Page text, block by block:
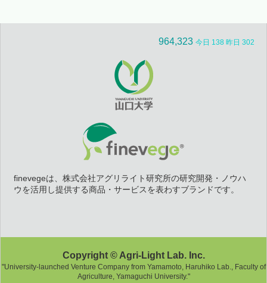
964,323 今日 138 昨日 302
finevegeは、株式会社アグリライト研究所の研究開発・ノウハ
ウを活用し提供する商品・サービスを表わすブランドです。
Copyright © Agri-Light Lab. Inc.
"University-launched Venture Company from Yamamoto, Haruhiko Lab., Faculty of
Agriculture, Yamaguchi University."